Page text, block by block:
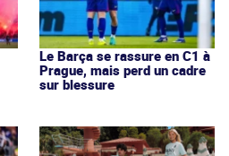
Le Barça se rassure en C1 à
Prague, mais perd un cadre
sur blessure